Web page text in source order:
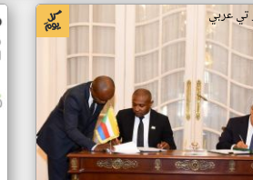
تي عربي